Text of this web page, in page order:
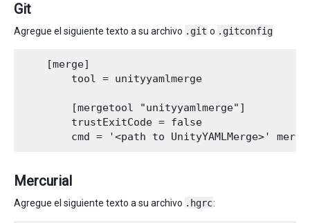
Git
Agregue el siguiente texto a su archivo .git o .gitconfig
    [merge]
        tool = unityyamlmerge
        [mergetool "unityyamlmerge"]
        trustExitCode = false
Mercurial
Agregue el siguiente texto a su archivo .hgrc: